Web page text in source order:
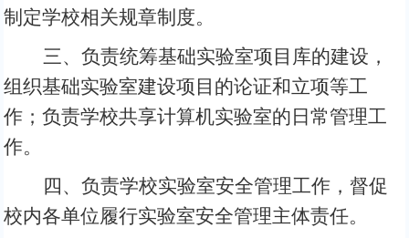
制定学校相关规章制度。
三、负责统筹基础实验室项目库的建设，
组织基础实验室建设项目的论证和立项等工
作；负责学校共享计算机实验室的日常管理工
作。
四、负责学校实验室安全管理工作，督促
校内各单位履行实验室安全管理主体责任。